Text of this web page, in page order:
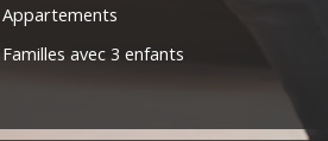
Appartements
Familles avec 3 enfants